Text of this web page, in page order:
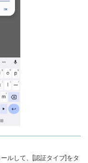
ルして、[認証タイプ]をタ